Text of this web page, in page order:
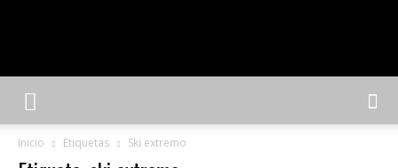
Inicio Etiquetas Ski extremo